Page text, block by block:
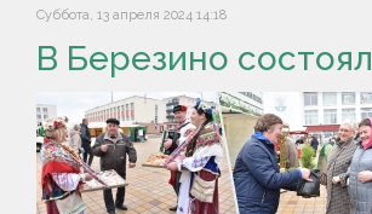
Суббота, 13 апреля 2024 14:18
В Березино